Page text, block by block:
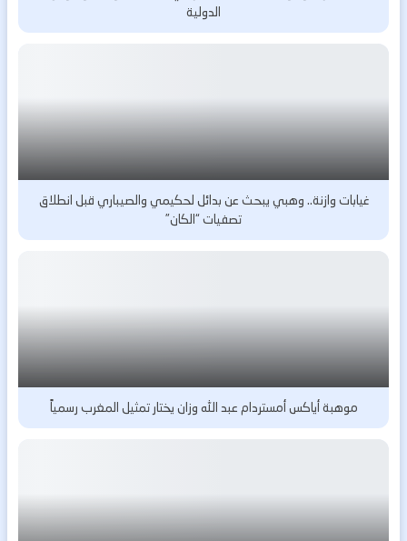
الدولية
غيابات وازنة.. وهبي يبحث عن بدائل لحكيمي والصيباري قبل انطلاق
تصفيات “الكان”
موهبة أياكس أمستردام عبد الله وزان يختار تمثيل المغرب رسمياً